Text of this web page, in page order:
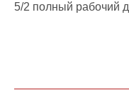
5/2 полный рабочий